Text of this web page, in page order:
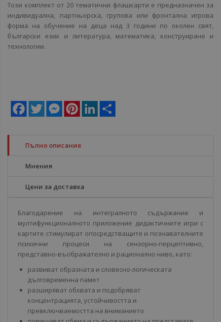
Този комплект от 20 тематични флашкарти е предназначен за
индивидуална, партньорска, групова или фронтална игрова
форма на обучение на деца над 3 години по околен свят,
български език и литература, математика, конструиране и
технологии.
Facebook
Twitter MessengerPinterestLinkedIn
Пълно описание
Мнения
Цени за доставка
Благодарение на интегралното съдържание и
мултифункционалното приложение дидактичните игри с
картите стимулират опосредстващите и познавателните
психични процеси на сензорно-перцептивно,
представно-въображателно и рационално ниво, като:
развиват образната и словесно-логическата
дълговременна памет
разширяват обхвата и подобряват
концентрацията, устойчивостта и
превключваемостта на вниманието